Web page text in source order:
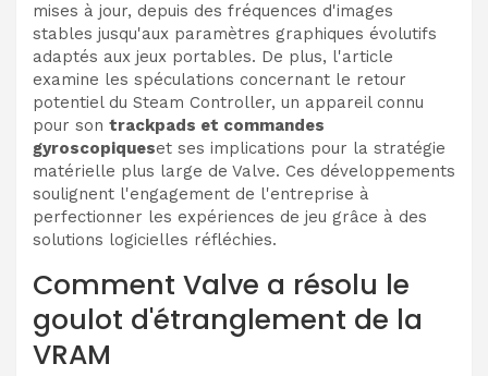
mises à jour, depuis des fréquences d'images
stables jusqu'aux paramètres graphiques évolutifs
adaptés aux jeux portables. De plus, l'article
examine les spéculations concernant le retour
potentiel du Steam Controller, un appareil connu
pour son trackpads et commandes
gyroscopiqueset ses implications pour la stratégie
matérielle plus large de Valve. Ces développements
soulignent l'engagement de l'entreprise à
perfectionner les expériences de jeu grâce à des
solutions logicielles réfléchies.
Comment Valve a résolu le
goulot d'étranglement de la
VRAM